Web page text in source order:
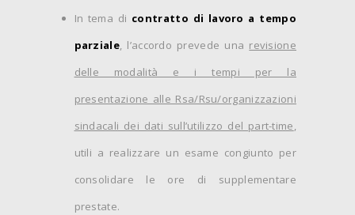
In tema di contratto di lavoro a tempo
parziale, l’accordo prevede una revisione
delle modalità e i tempi per la
presentazione alle Rsa/Rsu/organizzazioni
sindacali dei dati sull’utilizzo del part-time,
utili a realizzare un esame congiunto per
consolidare le ore di supplementare
prestate.